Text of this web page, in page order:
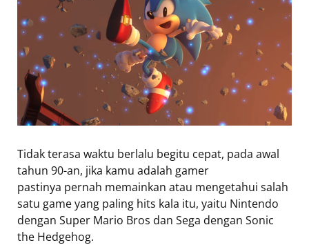
Tidak terasa waktu berlalu begitu cepat, pada awal
tahun 90-an, jika kamu adalah gamer
pastinya pernah memainkan atau mengetahui salah
satu game yang paling hits kala itu, yaitu Nintendo
dengan Super Mario Bros dan Sega dengan Sonic
the Hedgehog.